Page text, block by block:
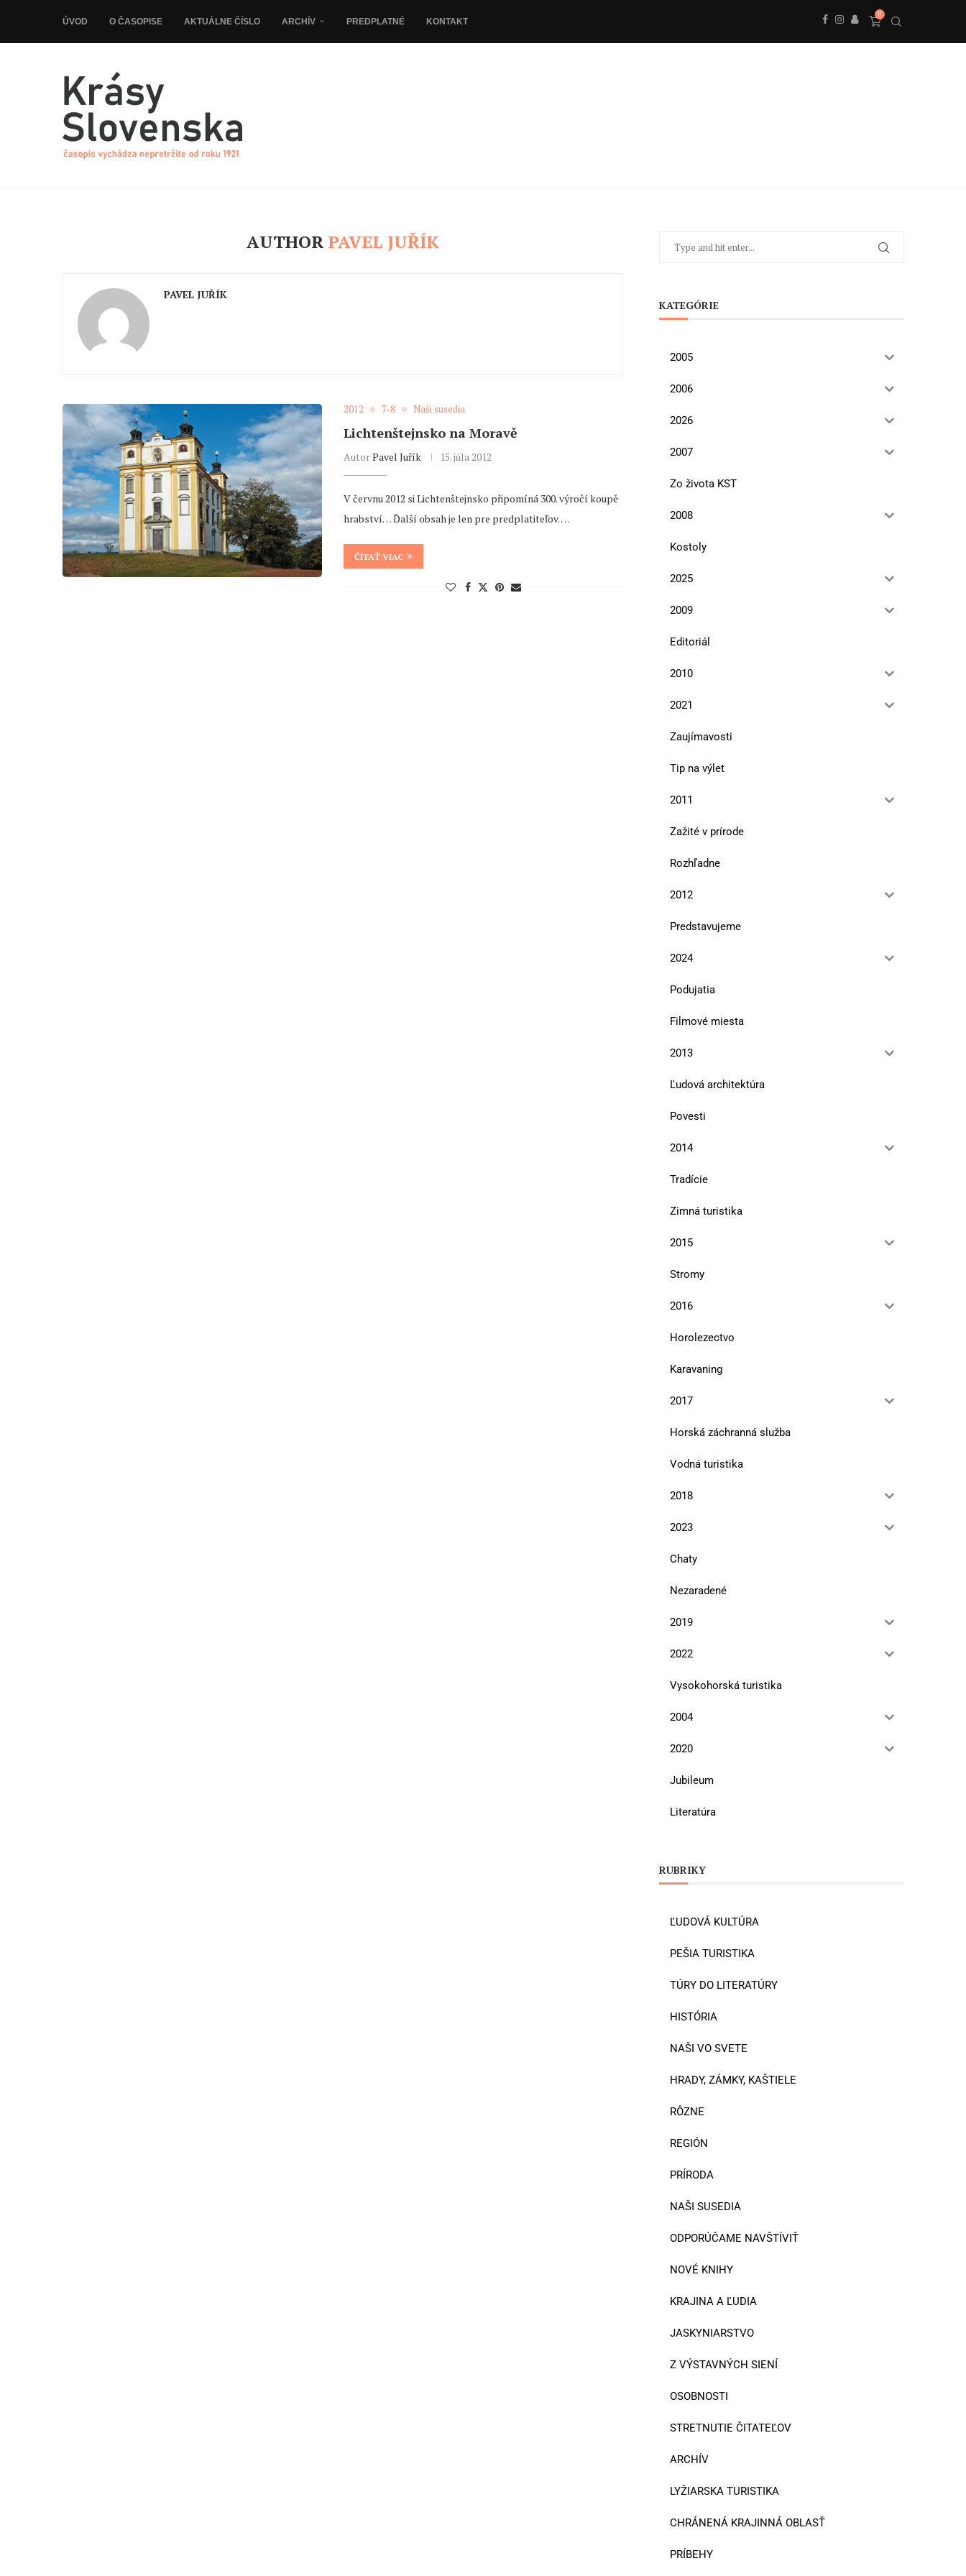
ÚVOD O ČASOPISE AKTUÁLNE ČÍSLO ARCHÍV PREDPLATNÉ KONTAKT
0
AUTHOR PAVEL JUŘÍK
PAVEL JUŘÍK
2012 7-8 Naši susedia
Lichtenštejnsko na Moravě
AutorPavel Juřík 15. júla 2012
V červnu 2012 si Lichtenštejnsko připomíná 300. výročí koupě
hrabství… Ďalší obsah je len pre predplatiteľov. …
ČÍTAŤ VIAC
KATEGÓRIE
2005
2006
2026
2007
Zo života KST
2008
Kostoly
2025
2009
Editoriál
2010
2021
Zaujímavosti
Tip na výlet
2011
Zažité v prírode
Rozhľadne
2012
Predstavujeme
2024
Podujatia
Filmové miesta
2013
Ľudová architektúra
Povesti
2014
Tradície
Zimná turistika
2015
Stromy
2016
Horolezectvo
Karavaning
2017
Horská záchranná služba
Vodná turistika
2018
2023
Chaty
Nezaradené
2019
2022
Vysokohorská turistika
2004
2020
Jubileum
Literatúra
RUBRIKY
ĽUDOVÁ KULTÚRA
PEŠIA TURISTIKA
TÚRY DO LITERATÚRY
HISTÓRIA
NAŠI VO SVETE
HRADY, ZÁMKY, KAŠTIELE
RÔZNE
REGIÓN
PRÍRODA
NAŠI SUSEDIA
ODPORÚČAME NAVŠTÍVIŤ
NOVÉ KNIHY
KRAJINA A ĽUDIA
JASKYNIARSTVO
Z VÝSTAVNÝCH SIENÍ
OSOBNOSTI
STRETNUTIE ČITATEĽOV
ARCHÍV
LYŽIARSKA TURISTIKA
CHRÁNENÁ KRAJINNÁ OBLASŤ
PRÍBEHY